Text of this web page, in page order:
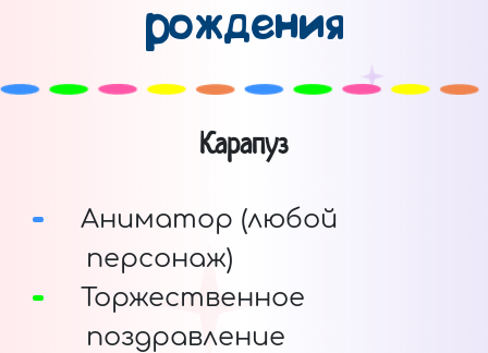
рождения
Карапуз
Аниматор (любой
персонаж)
Торжественное
поздравление